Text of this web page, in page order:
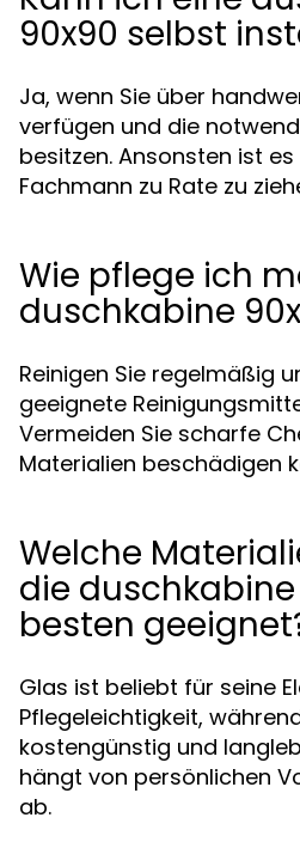
90x90 selbst
Ja, wenn Sie über
verfügen und die
besitzen. Ansonsten ist
Fachmann zu Rate zu
Wie pflege ich
duschkabine
Reinigen Sie regelmäßig
geeignete
Vermeiden Sie scharfe
Materialien beschädigen
Welche
die
besten
Glas ist beliebt für seine
Pflegeleichtigkeit,
kostengünstig und
hängt von persönlichen
ab.